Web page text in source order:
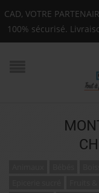
Livraison sur
CAD, VOTRE
100% sécurisé.